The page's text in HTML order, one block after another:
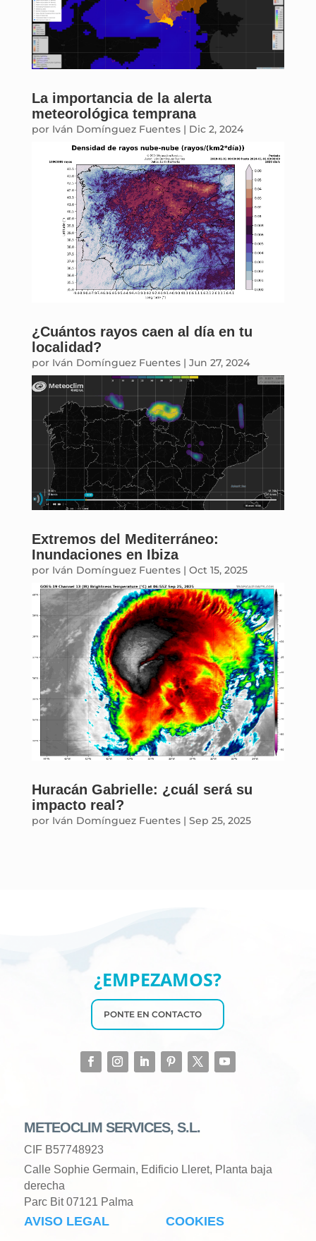
La importancia de la alerta
meteorológica temprana
por Iván Domínguez Fuentes| Dic 2, 2024
¿Cuántos rayos caen al día en tu
localidad?
por Iván Domínguez Fuentes| Jun 27, 2024
Extremos del Mediterráneo:
Inundaciones en Ibiza
por Iván Domínguez Fuentes| Oct 15, 2025
Huracán Gabrielle: ¿cuál será su
impacto real?
por Iván Domínguez Fuentes| Sep 25, 2025
¿EMPEZAMOS?
PONTE EN CONTACTO
METEOCLIM SERVICES, S.L.
CIF B57748923
Calle Sophie Germain, Edificio Lleret, Planta baja
derecha
Parc Bit 07121 Palma
AVISO LEGAL COOKIES